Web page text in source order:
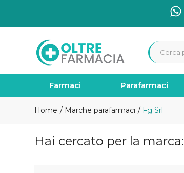
Farmaci Parafarmaci
Home Marche parafarmaci Fg Srl
Hai cercato per la